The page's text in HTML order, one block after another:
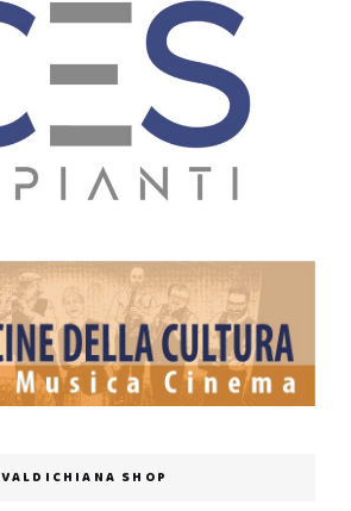
VALDICHIANA SHOP